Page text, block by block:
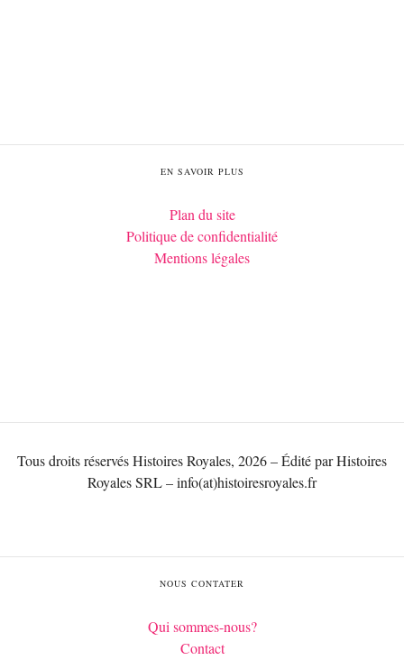
EN SAVOIR PLUS
Plan du site
Politique de confidentialité
Mentions légales
Tous droits réservés Histoires Royales, 2026 – Édité par Histoires
Royales SRL – info(at)histoiresroyales.fr
NOUS CONTATER
Qui sommes-nous?
Contact